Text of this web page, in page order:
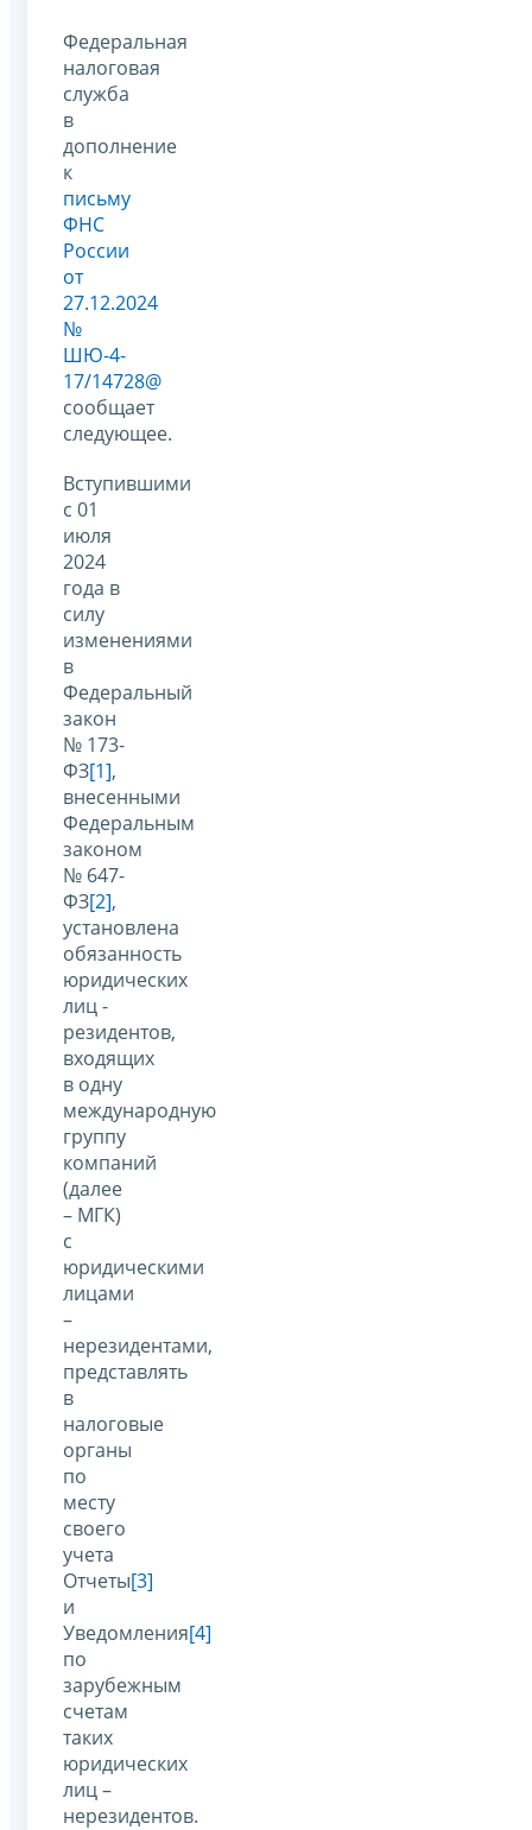
Федеральная
налоговая
служба
в
дополнение
к
письму
ФНС
России
от
27.12.2024
№
ШЮ-4-
17/14728@
сообщает
следующее.
Вступившими
с 01
июля
2024
года в
силу
изменениями
в
Федеральный
закон
№ 173-
ФЗ[1],
внесенными
Федеральным
законом
№ 647-
ФЗ[2],
установлена
обязанность
юридических
лиц -
резидентов,
входящих
в одну
международную
группу
компаний
(далее
– МГК)
с
юридическими
лицами
–
нерезидентами,
представлять
в
налоговые
органы
по
месту
своего
учета
Отчеты[3]
и
Уведомления[4]
по
зарубежным
счетам
таких
юридических
лиц –
нерезидентов.